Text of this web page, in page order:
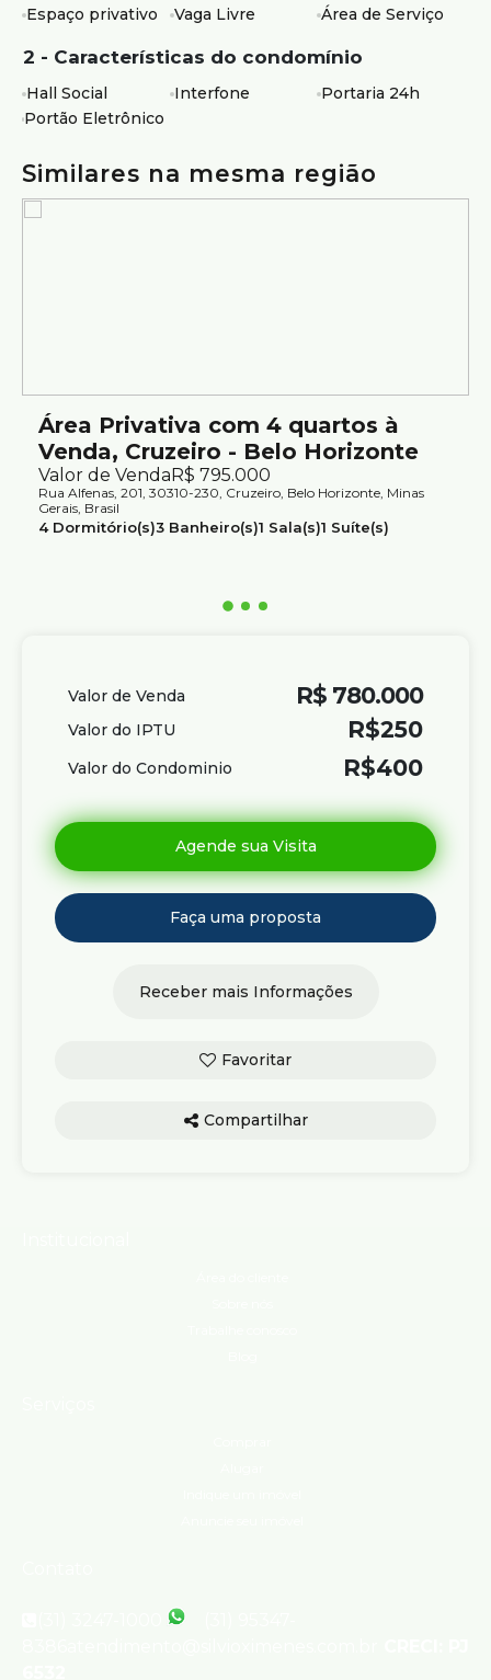
Estrutura do Prédio:
Portaria 24 horas;
Prédio com ótima conservação;
Localização:
locais;
Fácil acesso àAvenida Raja Gabaglia;
Região valorizada com infraestrutura completa, serviços e
Espaço privativo
Vaga Livre Área de Serviço
2 - Características do condomínio
Hall Social Interfone
Portaria 24h
Portão Eletrônico
Similares na mesma região
Área Privativa com 4 quartos à
Venda, Cruzeiro - Belo Horizonte
R$ 795.000
Valor de Venda
Rua Alfenas, 201, 30310-230, Cruzeiro, Belo Horizonte, Minas
Gerais, Brasil
4 Dormitório(s)3 Banheiro(s)1 Sala(s)1 Suíte(s)
R$ 780.000
Valor de Venda
Valor do IPTU
R$250
Valor do Condominio R$400
Compartilhar